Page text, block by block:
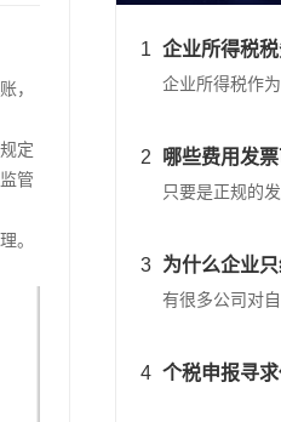
，
定
管
。
1 企业所得税
2 哪些费用发
3
4